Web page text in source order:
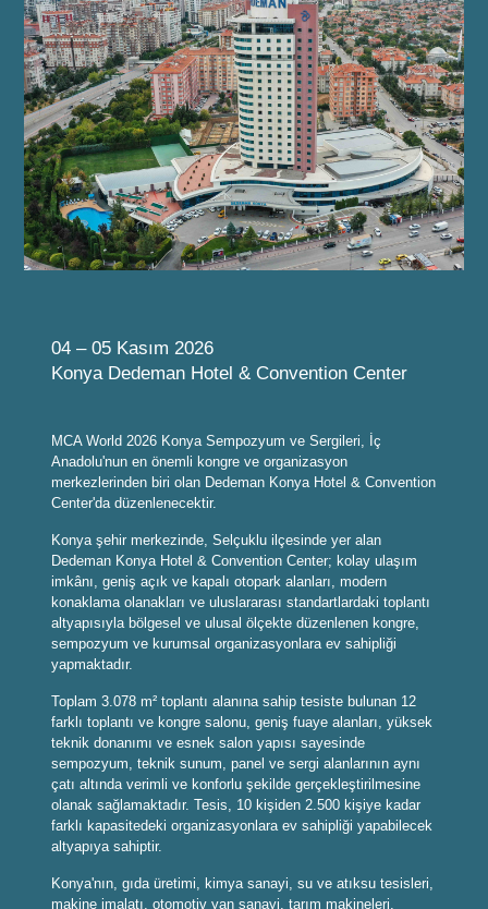
04 – 05 Kasım 2026
Konya Dedeman Hotel & Convention Center
MCA World 2026 Konya Sempozyum ve Sergileri, İç
Anadolu'nun en önemli kongre ve organizasyon
merkezlerinden biri olan Dedeman Konya Hotel & Convention
Center'da düzenlenecektir.
Konya şehir merkezinde, Selçuklu ilçesinde yer alan
Dedeman Konya Hotel & Convention Center; kolay ulaşım
imkânı, geniş açık ve kapalı otopark alanları, modern
konaklama olanakları ve uluslararası standartlardaki toplantı
altyapısıyla bölgesel ve ulusal ölçekte düzenlenen kongre,
sempozyum ve kurumsal organizasyonlara ev sahipliği
yapmaktadır.
Toplam 3.078 m² toplantı alanına sahip tesiste bulunan 12
farklı toplantı ve kongre salonu, geniş fuaye alanları, yüksek
teknik donanımı ve esnek salon yapısı sayesinde
sempozyum, teknik sunum, panel ve sergi alanlarının aynı
çatı altında verimli ve konforlu şekilde gerçekleştirilmesine
olanak sağlamaktadır. Tesis, 10 kişiden 2.500 kişiye kadar
farklı kapasitedeki organizasyonlara ev sahipliği yapabilecek
altyapıya sahiptir.
Konya'nın, gıda üretimi, kimya sanayi, su ve atıksu tesisleri,
makine imalatı, otomotiv yan sanayi, tarım makineleri,